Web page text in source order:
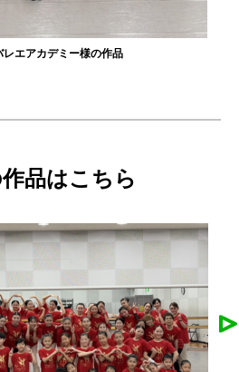
レエアカデミー様の作品
品はこちら